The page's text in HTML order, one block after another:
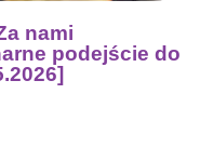
nami
podejście do